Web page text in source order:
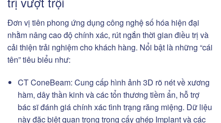
Đơn vị tiên phong ứng dụng công nghệ số hóa hiện đại
nhằm nâng cao độ chính xác, rút ngắn thời gian điều trị và
cải thiện trải nghiệm cho khách hàng. Nổi bật là những “cái
tên” tiêu biểu như:
CT ConeBeam: Cung cấp hình ảnh 3D rõ nét về xương
hàm, dây thần kinh và các tổn thương tiềm ẩn, hỗ trợ
bác sĩ đánh giá chính xác tình trạng răng miệng. Dữ liệu
này đặc biệt quan trọng trong cấy ghép Implant và các